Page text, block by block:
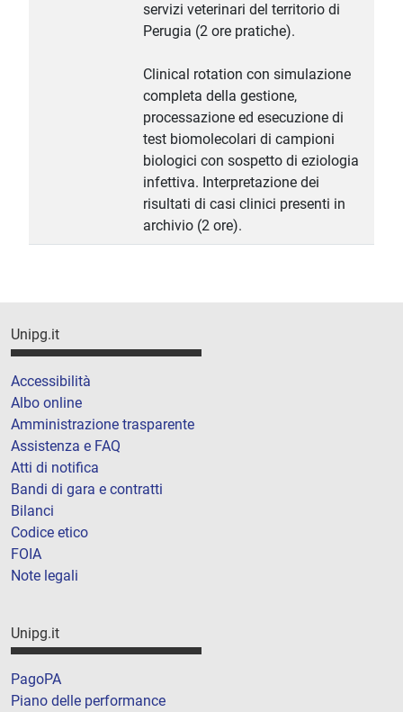
servizi veterinari del territorio di
Perugia (2 ore pratiche).
Clinical rotation con simulazione
completa della gestione,
processazione ed esecuzione di
test biomolecolari di campioni
biologici con sospetto di eziologia
infettiva. Interpretazione dei
risultati di casi clinici presenti in
archivio (2 ore).
Unipg.it
Accessibilità
Albo online
Amministrazione trasparente
Assistenza e FAQ
Atti di notifica
Bandi di gara e contratti
Bilanci
Codice etico
FOIA
Note legali
Unipg.it
PagoPA
Piano delle performance